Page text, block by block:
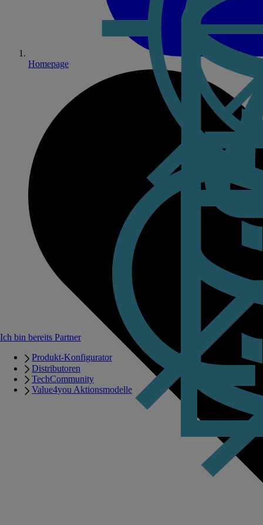
Ich bin bereits Partner
Produkt-Konfigurator
Distributoren
TechCommunity
Value4you Aktionsmodelle
Homepage